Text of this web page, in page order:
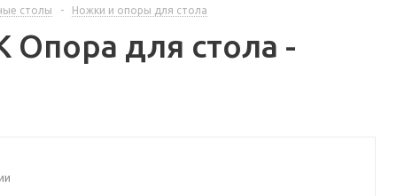
столы - Ножки и опоры для стола
Опора для стола -